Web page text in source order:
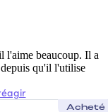
l'aime beaucoup. Il a
depuis qu'il l'utilise
Acheté